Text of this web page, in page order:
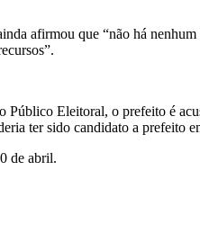
afirmou que “não há
Eleitoral, o prefeito é
ter sido candidato a prefeito
de abril.